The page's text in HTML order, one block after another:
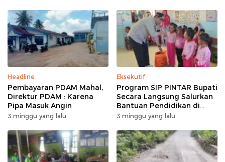
Headline
Pembayaran PDAM Mahal,
Direktur PDAM : Karena
Pipa Masuk Angin
3 minggu yang lalu
Eksekutif
Program SIP PINTAR Bupati
Secara Langsung Salurkan
Bantuan Pendidikan di
Desa Mampuak ll
3 minggu yang lalu